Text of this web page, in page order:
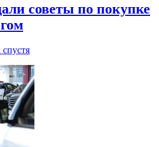
советы по покупке
спустя